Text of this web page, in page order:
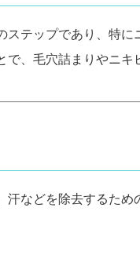
テップであり、特
、毛穴詰まりやニ
などを除去するた